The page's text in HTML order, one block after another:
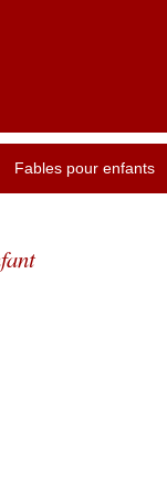
Fables pour enfants